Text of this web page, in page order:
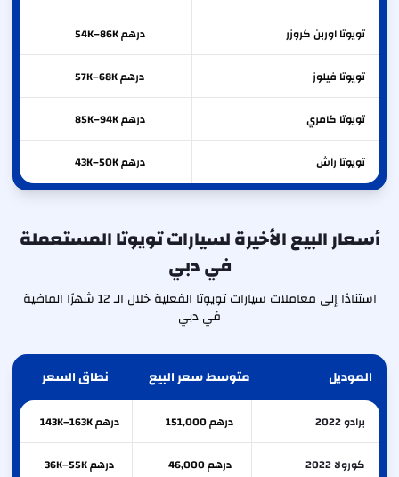
تويوتااوربن كروزر درهم 54K–86K
تويوتا فيلوز درهم 57K–68K
تويوتا كامري درهم 85K–94K
تويوتا راش درهم 43K–50K
أسعار البيع الأخيرة لسيارات تويوتا المستعملة
في دبي
استنادًا إلى معاملات سيارات تويوتا الفعلية خلال الـ 12 شهرًا الماضية
في دبي
الموديل متوسط سعر البيع نطاق السعر
برادو 2022 درهم 151,000 درهم 143K–163K
كورولا 2022 درهم 46,000 درهم 36K–55K